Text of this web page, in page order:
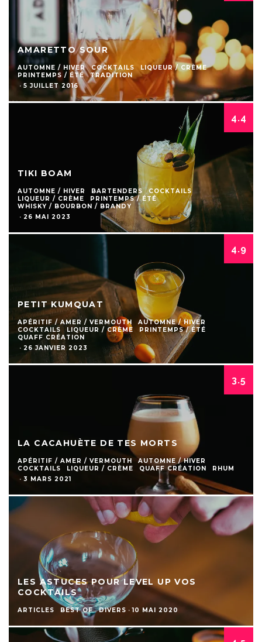
AMARETTO SOUR
AUTOMNE / HIVER COCKTAILS
LIQUEUR / CRÈME
PRINTEMPS / ÉTÉ
TRADITION
· 5 JUILLET 2016
4.4
TIKI BOAM
AUTOMNE / HIVER BARTENDERS
COCKTAILS
LIQUEUR / CRÈME
PRINTEMPS / ÉTÉ
WHISKY / BOURBON / BRANDY
· 26 MAI 2023
4.9
PETIT KUMQUAT
APÉRITIF / AMER / VERMOUTH
AUTOMNE / HIVER
COCKTAILS
LIQUEUR / CRÈME
PRINTEMPS / ÉTÉ
QUAFF CRÉATION
· 26 JANVIER 2023
3.5
LA CACAHUÈTE DE TES MORTS
APÉRITIF / AMER / VERMOUTH
AUTOMNE / HIVER
COCKTAILS
LIQUEUR / CRÈME QUAFF CRÉATION
RHUM
· 3 MARS 2021
LES ASTUCES POUR LEVEL UP VOS
COCKTAILS
ARTICLES BEST OF DIVERS · 10 MAI 2020